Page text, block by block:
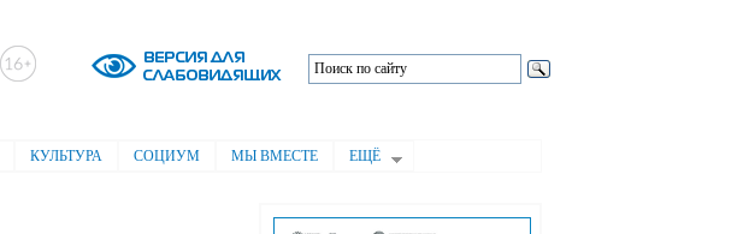
КУЛЬТУРА СОЦИУМ МЫ ВМЕСТЕ ЕЩЁ